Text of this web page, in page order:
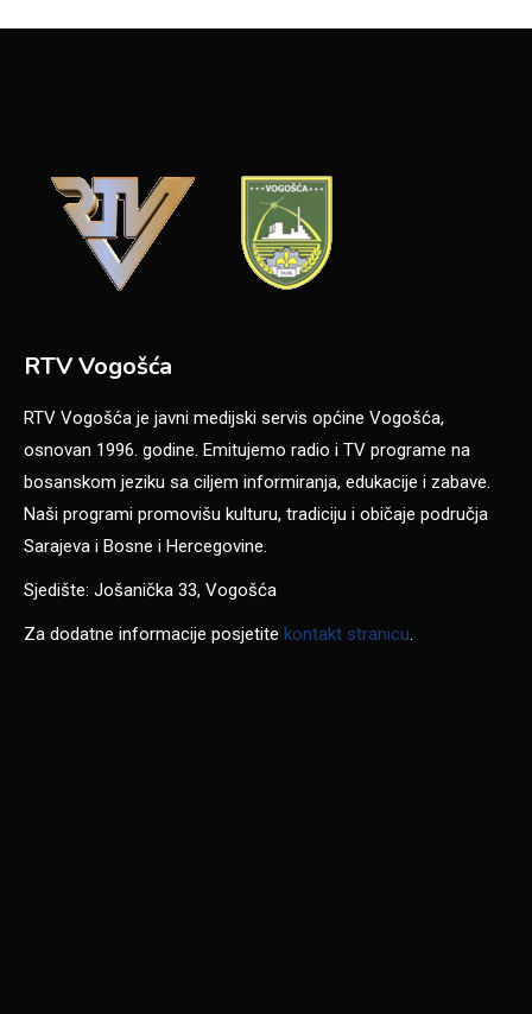
RTV Vogošća
RTV Vogošća je javni medijski servis općine Vogošća,
osnovan 1996. godine. Emitujemo radio i TV programe na
bosanskom jeziku sa ciljem informiranja, edukacije i zabave.
Naši programi promovišu kulturu, tradiciju i običaje područja
Sarajeva i Bosne i Hercegovine.
Sjedište: Jošanička 33, Vogošća
Za dodatne informacije posjetite kontakt stranicu.